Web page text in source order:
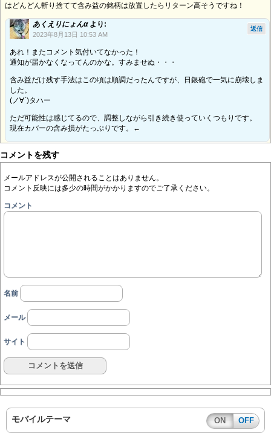
はどんどん斬り捨てて含み益の銘柄は放置したらリターン高そうですね！
あくえりにょんα より:
2023年8月13日 10:53 AM
あれ！またコメント気付いてなかった！
通知が届かなくなってんのかな。すみませぬ・・・
含み益だけ残す手法はこの頃は順調だったんですが、日銀砲で一気に崩壊しま
した。
(ノ∀`)タハー
ただ可能性は感じてるので、調整しながら引き続き使っていくつもりです。
現在カバーの含み損がたっぷりです。←
返信
コメントを残す
メールアドレスが公開されることはありません。
コメント反映には多少の時間がかかりますのでご了承ください。
コメント
名前
メール
サイト
モバイルテーマ ON OFF